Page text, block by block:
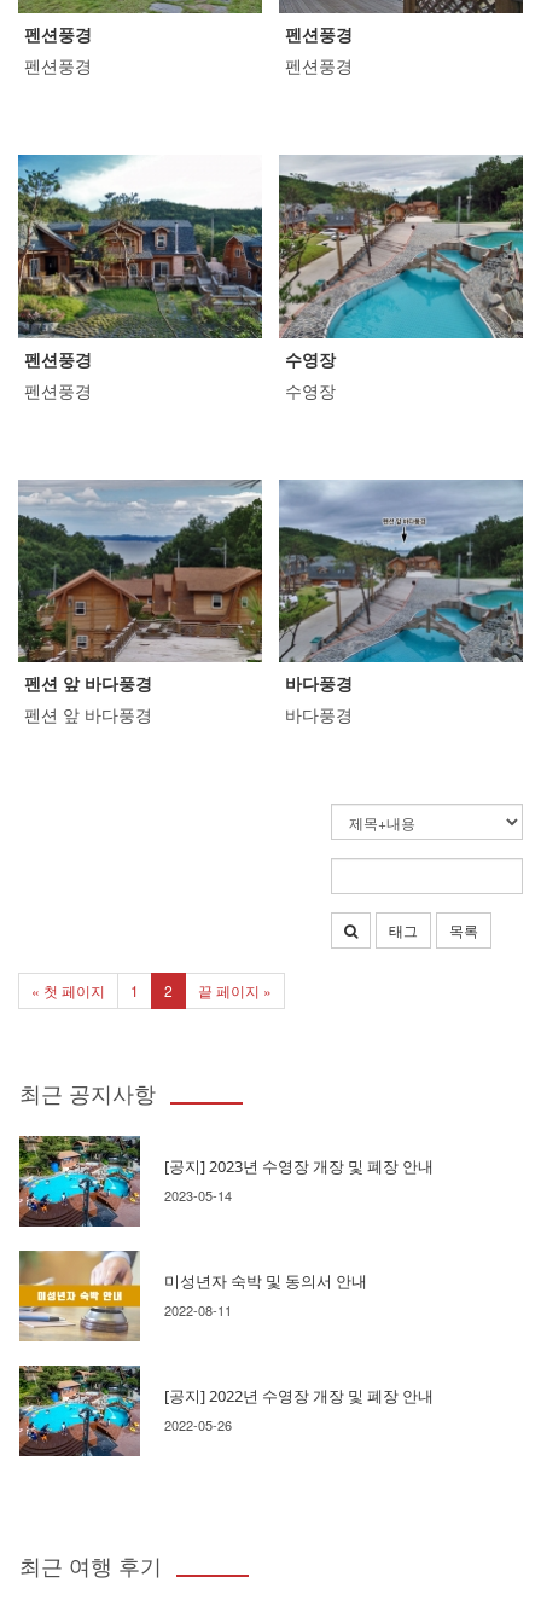
펜션풍경
펜션풍경
펜션풍경
펜션풍경
펜션풍경
펜션풍경
수영장
수영장
펜션 앞 바다풍경
펜션 앞 바다풍경
바다풍경
바다풍경
태그 목록
« 첫 페이지 1 2 끝 페이지 »
최근 공지사항
[공지] 2023년 수영장 개장 및 폐장 안내
2023-05-14
미성년자 숙박 및 동의서 안내
2022-08-11
[공지] 2022년 수영장 개장 및 폐장 안내
2022-05-26
최근 여행 후기